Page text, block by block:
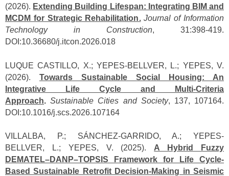
(2026). Extending Building Lifespan: Integrating BIM and
MCDM for Strategic Rehabilitation. Journal of Information
Technology in Construction, 31:398-419.
DOI:10.36680/j.itcon.2026.018
LUQUE CASTILLO, X.; YEPES-BELLVER, L.; YEPES, V.
(2026). Towards Sustainable Social Housing: An
Integrative Life Cycle and Multi-Criteria
Approach.Sustainable Cities and Society, 137, 107164.
DOI:10.1016/j.scs.2026.107164
VILLALBA, P.; SÁNCHEZ-GARRIDO, A.; YEPES-
BELLVER, L.; YEPES, V. (2025). A Hybrid Fuzzy
DEMATEL–DANP–TOPSIS Framework for Life Cycle-
Based Sustainable Retrofit Decision-Making in Seismic